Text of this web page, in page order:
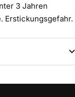
3 Jahren
Erstickungsgefahr.